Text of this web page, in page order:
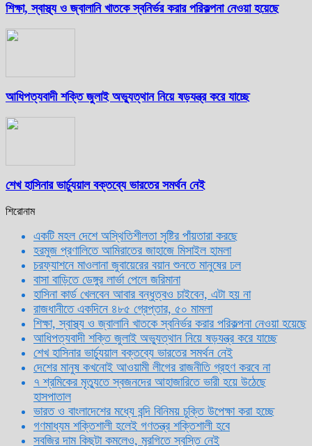
শিক্ষা, স্বাস্থ্য ও জ্বালানি খাতকে স্বনির্ভর করার পরিকল্পনা নেওয়া হয়েছে
আধিপত্যবাদী শক্তি জুলাই অভ্যুত্থান নিয়ে ষড়যন্ত্র করে যাচ্ছে
শেখ হাসিনার ভার্চ্যুয়াল বক্তব্যে ভারতের সমর্থন নেই
শিরোনাম
একটি মহল দেশে অস্থিতিশীলতা সৃষ্টির পাঁয়তারা করছে
হরমুজ প্রণালিতে আমিরাতের জাহাজে মিসাইল হামলা
চরফ্যাশনে মাওলানা জুবায়েরের বয়ান শুনতে মানুষের ঢল
বাসা বাড়িতে ডেঙ্গুর লার্ভা পেলে জরিমানা
হাসিনা কার্ড খেলবেন আবার বন্ধুত্বও চাইবেন, এটা হয় না
রাজধানীতে একদিনে ৪৮৫ গ্রেপ্তার, ৫০ মামলা
শিক্ষা, স্বাস্থ্য ও জ্বালানি খাতকে স্বনির্ভর করার পরিকল্পনা নেওয়া হয়েছে
আধিপত্যবাদী শক্তি জুলাই অভ্যুত্থান নিয়ে ষড়যন্ত্র করে যাচ্ছে
শেখ হাসিনার ভার্চ্যুয়াল বক্তব্যে ভারতের সমর্থন নেই
দেশের মানুষ কখনোই আওয়ামী লীগের রাজনীতি গ্রহণ করবে না
৭ শ্রমিকের মৃত্যুতে স্বজনদের আহাজারিতে ভারী হয়ে উঠেছে
হাসপাতাল
ভারত ও বাংলাদেশের মধ্যে বন্দি বিনিময় চুক্তি উপেক্ষা করা হচ্ছে
গণমাধ্যম শক্তিশালী হলেই গণতন্ত্র শক্তিশালী হবে
সবজির দাম কিছুটা কমলেও, মুরগিতে স্বস্তি নেই